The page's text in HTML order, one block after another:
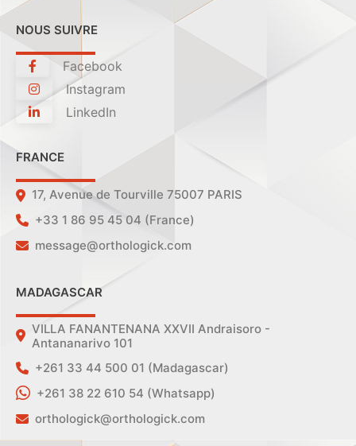
NOUS SUIVRE
Facebook
Instagram
LinkedIn
FRANCE
17, Avenue de Tourville 75007 PARIS
+33 1 86 95 45 04 (France)
message@orthologick.com
MADAGASCAR
VILLA FANANTENANA XXVII Andraisoro -
Antananarivo 101
+261 33 44 500 01 (Madagascar)
+261 38 22 610 54 (Whatsapp)
orthologick@orthologick.com